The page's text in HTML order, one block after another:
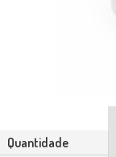
Quantidade